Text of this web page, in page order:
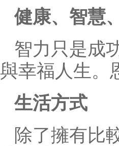
健康、智慧
智力只是成
與幸福人生。
生活方式
除了擁有比